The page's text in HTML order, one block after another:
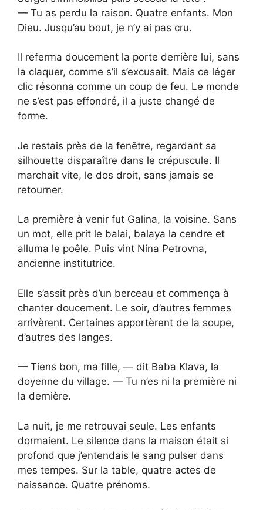
— Tu as perdu la raison. Quatre enfants. Mon
Dieu. Jusqu’au bout, je n’y ai pas cru.
Il referma doucement la porte derrière lui, sans
la claquer, comme s’il s’excusait. Mais ce léger
clic résonna comme un coup de feu. Le monde
ne s’est pas effondré, il a juste changé de
forme.
Je restais près de la fenêtre, regardant sa
silhouette disparaître dans le crépuscule. Il
marchait vite, le dos droit, sans jamais se
retourner.
La première à venir fut Galina, la voisine. Sans
un mot, elle prit le balai, balaya la cendre et
alluma le poêle. Puis vint Nina Petrovna,
ancienne institutrice.
Elle s’assit près d’un berceau et commença à
chanter doucement. Le soir, d’autres femmes
arrivèrent. Certaines apportèrent de la soupe,
d’autres des langes.
— Tiens bon, ma fille, — dit Baba Klava, la
doyenne du village. — Tu n’es ni la première ni
la dernière.
La nuit, je me retrouvai seule. Les enfants
dormaient. Le silence dans la maison était si
profond que j’entendais le sang pulser dans
mes tempes. Sur la table, quatre actes de
naissance. Quatre prénoms.